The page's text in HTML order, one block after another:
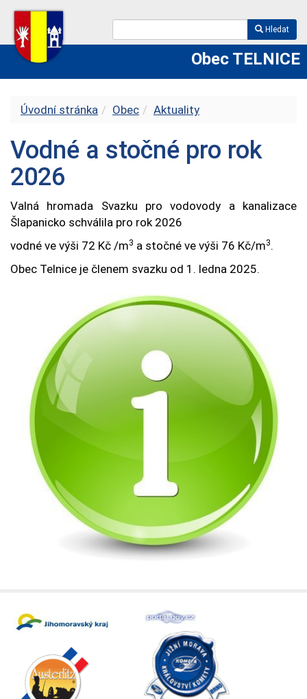
Hledat
Obec TELNICE
Úvodní stránka Obec Aktuality
Vodné a stočné pro rok
2026
Valná hromada Svazku pro vodovody a kanalizace
Šlapanicko schválila pro rok 2026
vodné ve výši 72 Kč /m3 a stočné ve výši 76 Kč/m3.
Obec Telnice je členem svazku od 1. ledna 2025.